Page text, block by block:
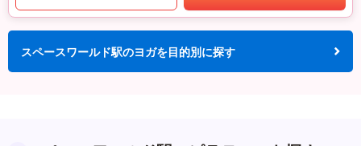
スペースワールド駅のヨガを目的別に探す